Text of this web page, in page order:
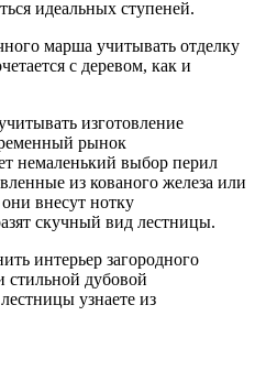
идеальных ступеней.
марша учитывать отделку
с деревом, как и
изготовление
рынок
немаленький выбор перил
из кованого железа или
внесут нотку
скучный вид лестницы.
интерьер загородного
дубовой
узнаете из